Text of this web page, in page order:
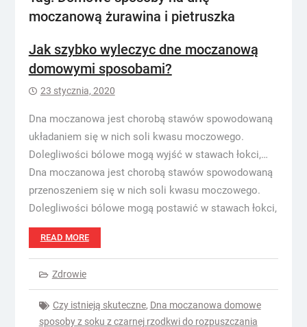
moczanową żurawina i pietruszka
Jak szybko wyleczyc dne moczanową
domowymi sposobami?
23 stycznia, 2020
Dna moczanowa jest chorobą stawów spowodowaną
układaniem się w nich soli kwasu moczowego.
Dolegliwości bólowe mogą wyjść w stawach łokci,…
Dna moczanowa jest chorobą stawów spowodowaną
przenoszeniem się w nich soli kwasu moczowego.
Dolegliwości bólowe mogą postawić w stawach łokci,
READ MORE
Zdrowie
Czy istnieją skuteczne, Dna moczanowa domowe
sposoby z soku z czarnej rzodkwi do rozpuszczania